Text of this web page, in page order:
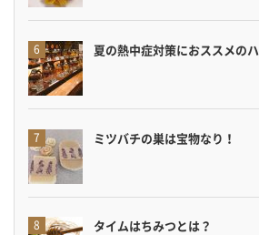
夏の熱中症対策におススメの
ミツバチの巣は宝物なり！
タイムはちみつとは？